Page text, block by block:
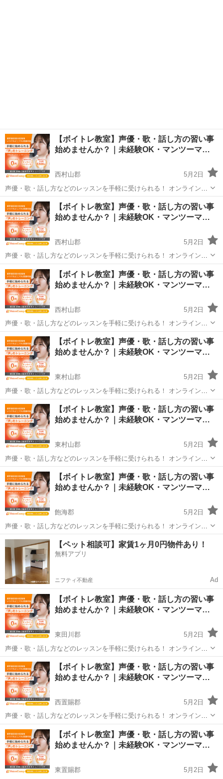
【ボイトレ教室】声優・歌・話し方の習い事
始めませんか？｜未経験OK・マンツーマ…
西村山郡
5月2日
声優・歌・話し方などのレッスンを手軽に受けられる！ オンラインボ
イトレ教室「Voice Camp（ボイスキャンプ）」 「声優のレッスンを一
度受けてみたい」 「話し方に自信がなくて改善したい」 「歌が上手く
なって気...
山形 西村山郡 その他 声優
【ボイトレ教室】声優・歌・話し方の習い事
始めませんか？｜未経験OK・マンツーマ…
西村山郡
5月2日
声優・歌・話し方などのレッスンを手軽に受けられる！ オンラインボ
イトレ教室「Voice Camp（ボイスキャンプ）」 「声優のレッスンを一
度受けてみたい」 「話し方に自信がなくて改善したい」 「歌が上手く
なって気...
山形 西村山郡 その他
【ボイトレ教室】声優・歌・話し方の習い事
始めませんか？｜未経験OK・マンツーマ…
西村山郡
5月2日
声優・歌・話し方などのレッスンを手軽に受けられる！ オンラインボ
イトレ教室「Voice Camp（ボイスキャンプ）」 「声優のレッスンを一
度受けてみたい」 「話し方に自信がなくて改善したい」 「歌が上手く
なって気...
山形 西村山郡 その他
【ボイトレ教室】声優・歌・話し方の習い事
始めませんか？｜未経験OK・マンツーマ…
東村山郡
5月2日
声優・歌・話し方などのレッスンを手軽に受けられる！ オンラインボ
イトレ教室「Voice Camp（ボイスキャンプ）」 「声優のレッスンを一
度受けてみたい」 「話し方に自信がなくて改善したい」 「歌が上手く
なって気...
山形 東村山郡 その他
【ボイトレ教室】声優・歌・話し方の習い事
始めませんか？｜未経験OK・マンツーマ…
東村山郡
5月2日
声優・歌・話し方などのレッスンを手軽に受けられる！ オンラインボ
イトレ教室「Voice Camp（ボイスキャンプ）」 「声優のレッスンを一
度受けてみたい」 「話し方に自信がなくて改善したい」 「歌が上手く
なって気...
山形 東村山郡 その他
【ボイトレ教室】声優・歌・話し方の習い事
始めませんか？｜未経験OK・マンツーマ…
飽海郡
5月2日
声優・歌・話し方などのレッスンを手軽に受けられる！ オンラインボ
イトレ教室「Voice Camp（ボイスキャンプ）」 「声優のレッスンを一
度受けてみたい」 「話し方に自信がなくて改善したい」 「歌が上手く
なって気...
山形 飽海郡 その他
【ペット相談可】家賃1ヶ月0円物件あり！
無料アプリ
ニフティ不動産 Ad
【ボイトレ教室】声優・歌・話し方の習い事
始めませんか？｜未経験OK・マンツーマ…
東田川郡
5月2日
声優・歌・話し方などのレッスンを手軽に受けられる！ オンラインボ
イトレ教室「Voice Camp（ボイスキャンプ）」 「声優のレッスンを一
度受けてみたい」 「話し方に自信がなくて改善したい」 「歌が上手く
なって気...
山形 東田川郡 その他
【ボイトレ教室】声優・歌・話し方の習い事
始めませんか？｜未経験OK・マンツーマ…
西置賜郡
5月2日
声優・歌・話し方などのレッスンを手軽に受けられる！ オンラインボ
イトレ教室「Voice Camp（ボイスキャンプ）」 「声優のレッスンを一
度受けてみたい」 「話し方に自信がなくて改善したい」 「歌が上手く
なって気...
山形 西置賜郡 その他 声優
【ボイトレ教室】声優・歌・話し方の習い事
始めませんか？｜未経験OK・マンツーマ…
東置賜郡 5月2日